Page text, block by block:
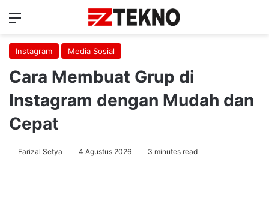
Menu
Instagram Media Sosial
Cara Membuat Grup di
Instagram dengan Mudah dan
Cepat
Farizal Setya 4 Agustus 2026 3 minutes read